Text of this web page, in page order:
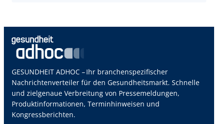
GESUNDHEIT ADHOC – Ihr branchenspezifischer
Nachrichtenverteiler für den Gesundheitsmarkt. Schnelle
und zielgenaue Verbreitung von Pressemeldungen,
Produktinformationen, Terminhinweisen und
Kongressberichten.